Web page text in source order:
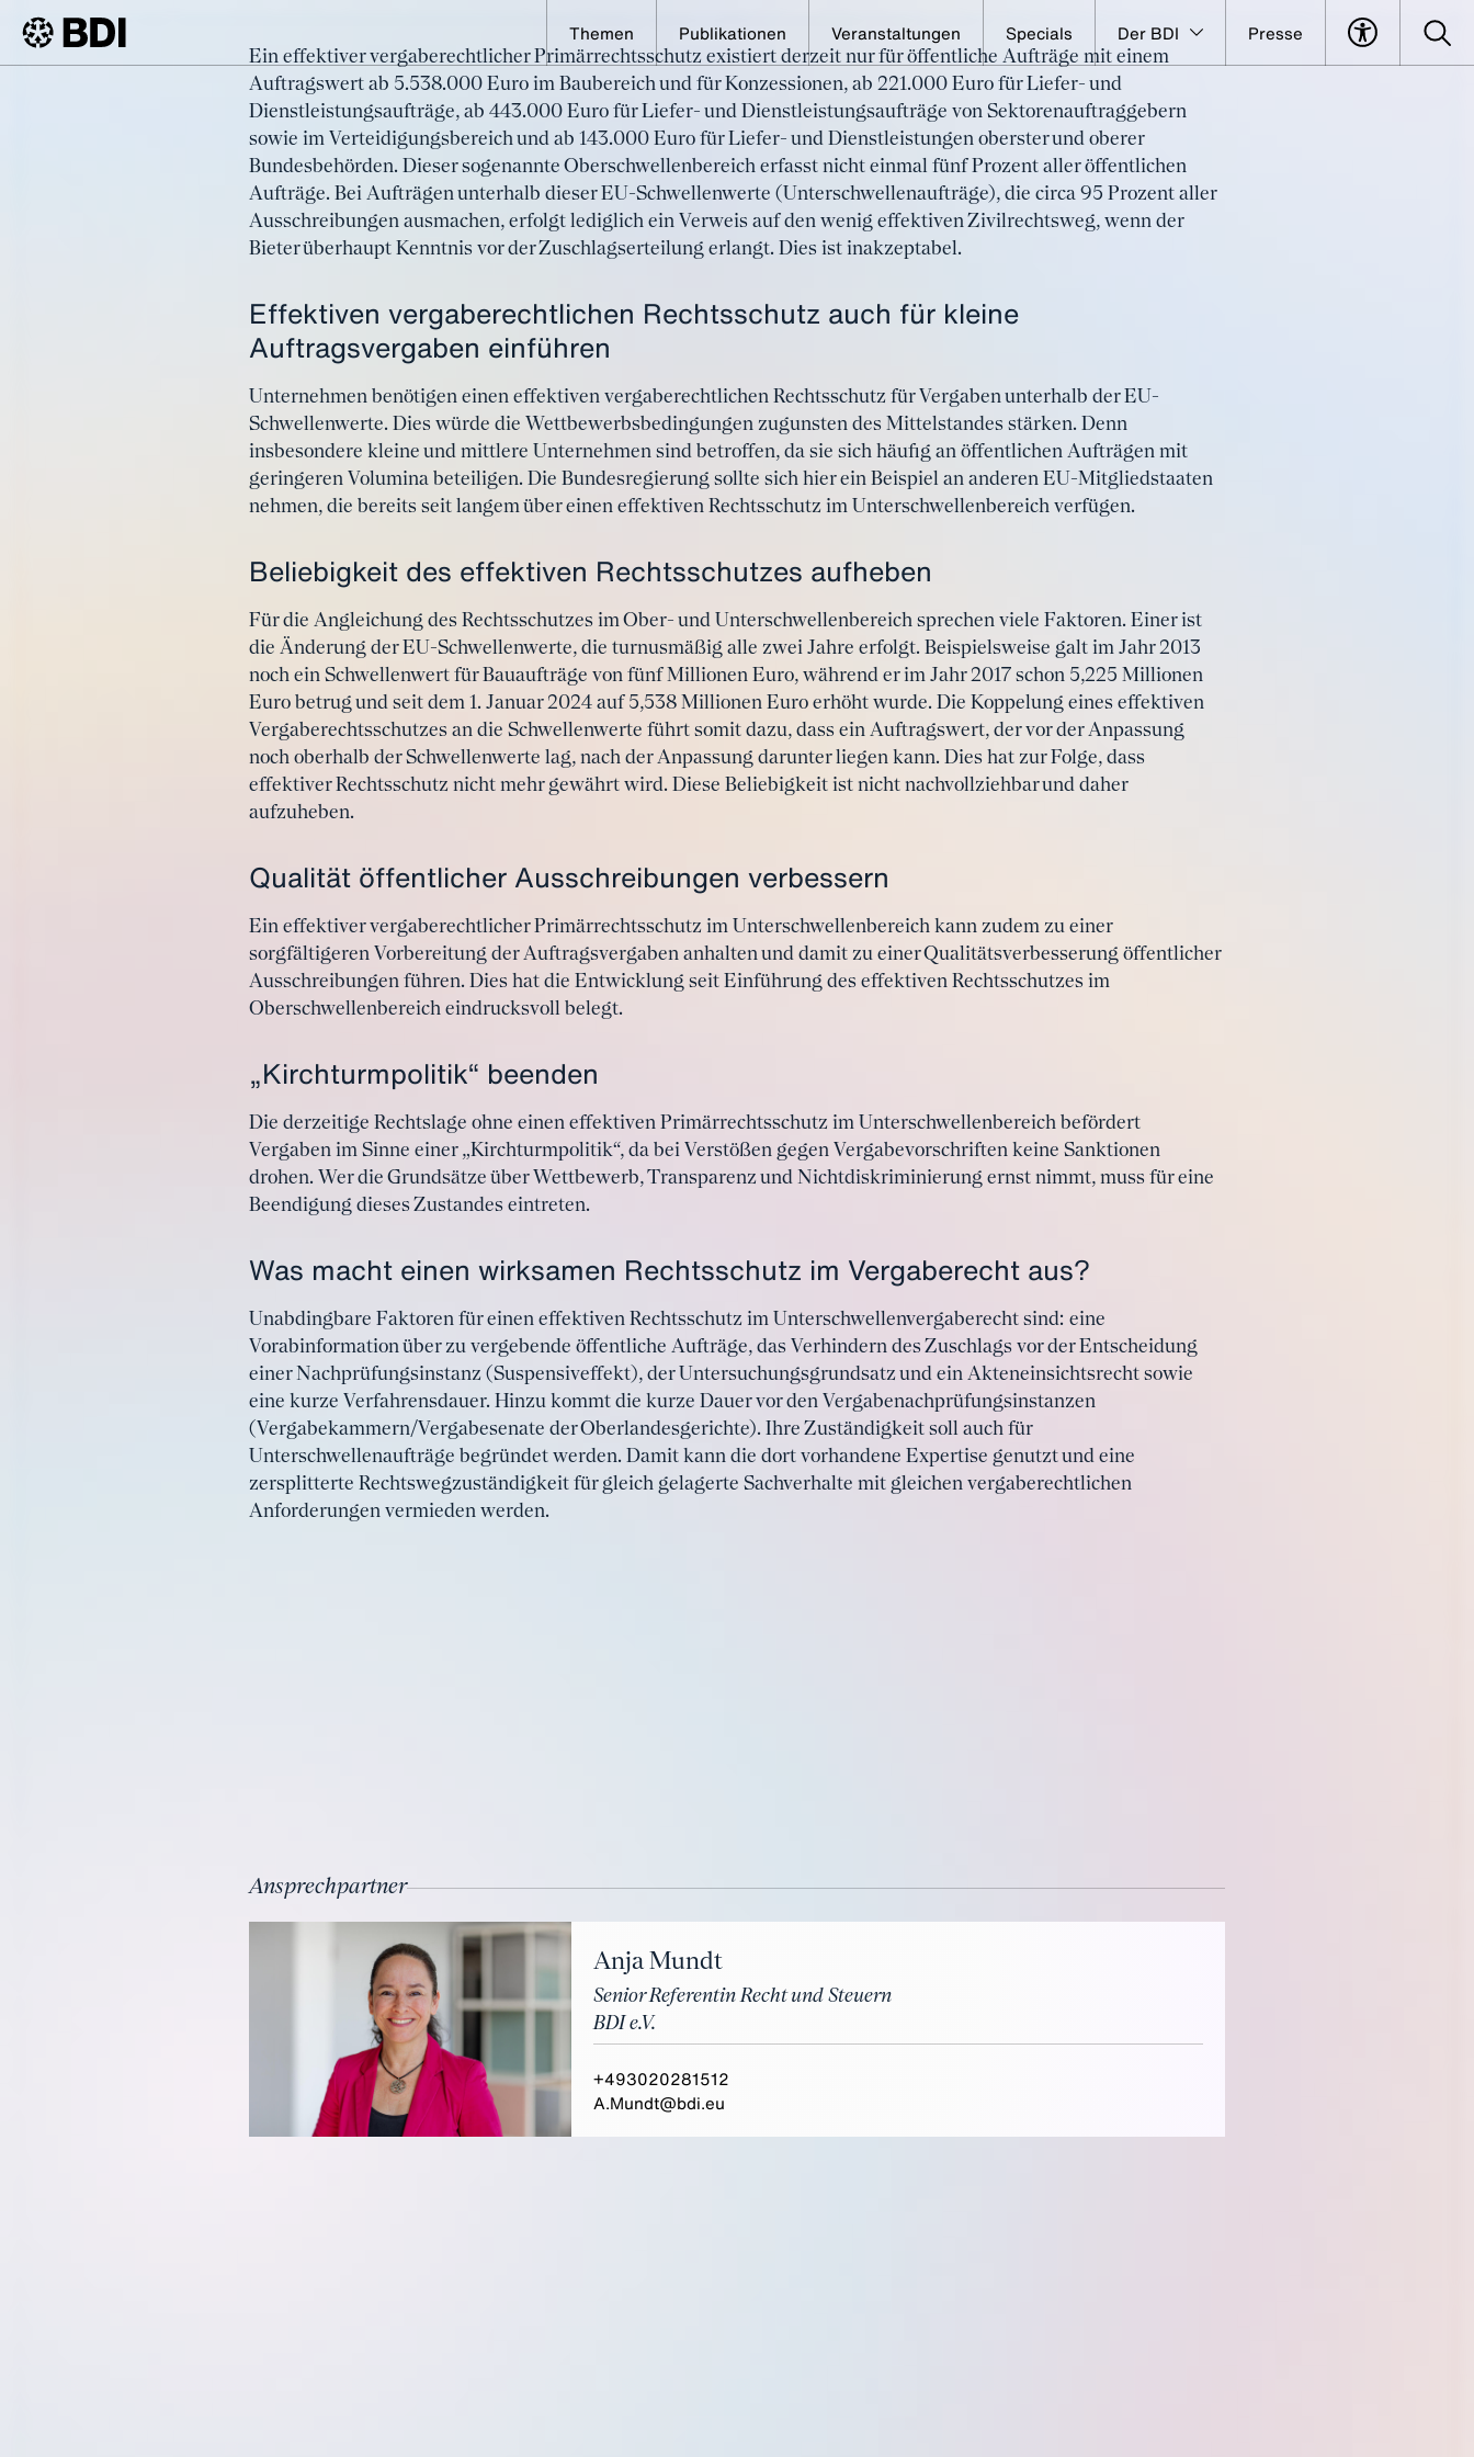
Themen Publikationen Veranstaltungen Specials Der BDI Presse
Artikel
Ein Cent macht den Unterschied
Ein effektiver vergaberechtlicher Primärrechtsschutz existiert derzeit nur für öffentliche Aufträge mit einem
Auftragswert ab 5.538.000 Euro im Baubereich und für Konzessionen, ab 221.000 Euro für Liefer- und
Dienstleistungsaufträge, ab 443.000 Euro für Liefer- und Dienstleistungsaufträge von Sektorenauftraggebern
sowie im Verteidigungsbereich und ab 143.000 Euro für Liefer- und Dienstleistungen oberster und oberer
Bundesbehörden. Dieser sogenannte Oberschwellenbereich erfasst nicht einmal fünf Prozent aller öffentlichen
Aufträge. Bei Aufträgen unterhalb dieser EU-Schwellenwerte (Unterschwellenaufträge), die circa 95 Prozent aller
Ausschreibungen ausmachen, erfolgt lediglich ein Verweis auf den wenig effektiven Zivilrechtsweg, wenn der
Bieter überhaupt Kenntnis vor der Zuschlagserteilung erlangt. Dies ist inakzeptabel.
Effektiven vergaberechtlichen Rechtsschutz auch für kleine
Auftragsvergaben einführen
Unternehmen benötigen einen effektiven vergaberechtlichen Rechtsschutz für Vergaben unterhalb der EU-
Schwellenwerte. Dies würde die Wettbewerbsbedingungen zugunsten des Mittelstandes stärken. Denn
insbesondere kleine und mittlere Unternehmen sind betroffen, da sie sich häufig an öffentlichen Aufträgen mit
geringeren Volumina beteiligen. Die Bundesregierung sollte sich hier ein Beispiel an anderen EU-Mitgliedstaaten
nehmen, die bereits seit langem über einen effektiven Rechtsschutz im Unterschwellenbereich verfügen.
Beliebigkeit des effektiven Rechtsschutzes aufheben
Für die Angleichung des Rechtsschutzes im Ober- und Unterschwellenbereich sprechen viele Faktoren. Einer ist
die Änderung der EU-Schwellenwerte, die turnusmäßig alle zwei Jahre erfolgt. Beispielsweise galt im Jahr 2013
noch ein Schwellenwert für Bauaufträge von fünf Millionen Euro, während er im Jahr 2017 schon 5,225 Millionen
Euro betrug und seit dem 1. Januar 2024 auf 5,538 Millionen Euro erhöht wurde. Die Koppelung eines effektiven
Vergaberechtsschutzes an die Schwellenwerte führt somit dazu, dass ein Auftragswert, der vor der Anpassung
noch oberhalb der Schwellenwerte lag, nach der Anpassung darunter liegen kann. Dies hat zur Folge, dass
effektiver Rechtsschutz nicht mehr gewährt wird. Diese Beliebigkeit ist nicht nachvollziehbar und daher
aufzuheben.
Qualität öffentlicher Ausschreibungen verbessern
Ein effektiver vergaberechtlicher Primärrechtsschutz im Unterschwellenbereich kann zudem zu einer
sorgfältigeren Vorbereitung der Auftragsvergaben anhalten und damit zu einer Qualitätsverbesserung öffentlicher
Ausschreibungen führen. Dies hat die Entwicklung seit Einführung des effektiven Rechtsschutzes im
Oberschwellenbereich eindrucksvoll belegt.
„Kirchturmpolitik“ beenden
Die derzeitige Rechtslage ohne einen effektiven Primärrechtsschutz im Unterschwellenbereich befördert
Vergaben im Sinne einer „Kirchturmpolitik“, da bei Verstößen gegen Vergabevorschriften keine Sanktionen
drohen. Wer die Grundsätze über Wettbewerb, Transparenz und Nichtdiskriminierung ernst nimmt, muss für eine
Beendigung dieses Zustandes eintreten.
Was macht einen wirksamen Rechtsschutz im Vergaberecht aus?
Unabdingbare Faktoren für einen effektiven Rechtsschutz im Unterschwellenvergaberecht sind: eine
Vorabinformation über zu vergebende öffentliche Aufträge, das Verhindern des Zuschlags vor der Entscheidung
einer Nachprüfungsinstanz (Suspensiveffekt), der Untersuchungsgrundsatz und ein Akteneinsichtsrecht sowie
eine kurze Verfahrensdauer. Hinzu kommt die kurze Dauer vor den Vergabenachprüfungsinstanzen
(Vergabekammern/Vergabesenate der Oberlandesgerichte). Ihre Zuständigkeit soll auch für
Unterschwellenaufträge begründet werden. Damit kann die dort vorhandene Expertise genutzt und eine
zersplitterte Rechtswegzuständigkeit für gleich gelagerte Sachverhalte mit gleichen vergaberechtlichen
Anforderungen vermieden werden.
Ansprechpartner
Anja Mundt
Senior Referentin Recht und Steuern
BDI e.V.
+493020281512
A.Mundt@bdi.eu